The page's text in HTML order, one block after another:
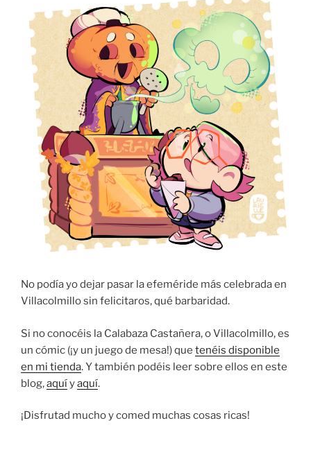
No podía yo dejar pasar la efeméride más celebrada en
Villacolmillo sin felicitaros, qué barbaridad.
Si no conocéis la Calabaza Castañera, o Villacolmillo, es
un cómic (¡y un juego de mesa!) que tenéis disponible
en mi tienda. Y también podéis leer sobre ellos en este
blog,aquíyaquí.
¡Disfrutad mucho y comed muchas cosas ricas!